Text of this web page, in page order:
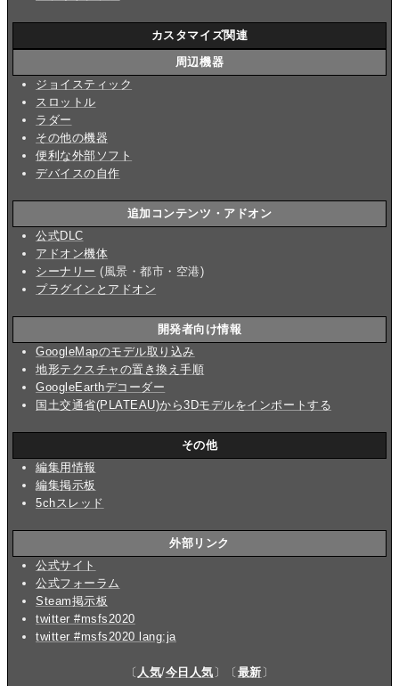
カスタマイズ関連
周辺機器
ジョイスティック
スロットル
ラダー
その他の機器
便利な外部ソフト
デバイスの自作
追加コンテンツ・アドオン
公式DLC
アドオン機体
シーナリー (風景・都市・空港)
プラグインとアドオン
開発者向け情報
GoogleMapのモデル取り込み
地形テクスチャの置き換え手順
GoogleEarthデコーダー
国土交通省(PLATEAU)から3Dモデルをインポートする
その他
編集用情報
編集掲示板
5chスレッド
外部リンク
公式サイト
公式フォーラム
Steam掲示板
twitter #msfs2020
twitter #msfs2020 lang:ja
〔 人気/今日人気 〕〔 最新 〕